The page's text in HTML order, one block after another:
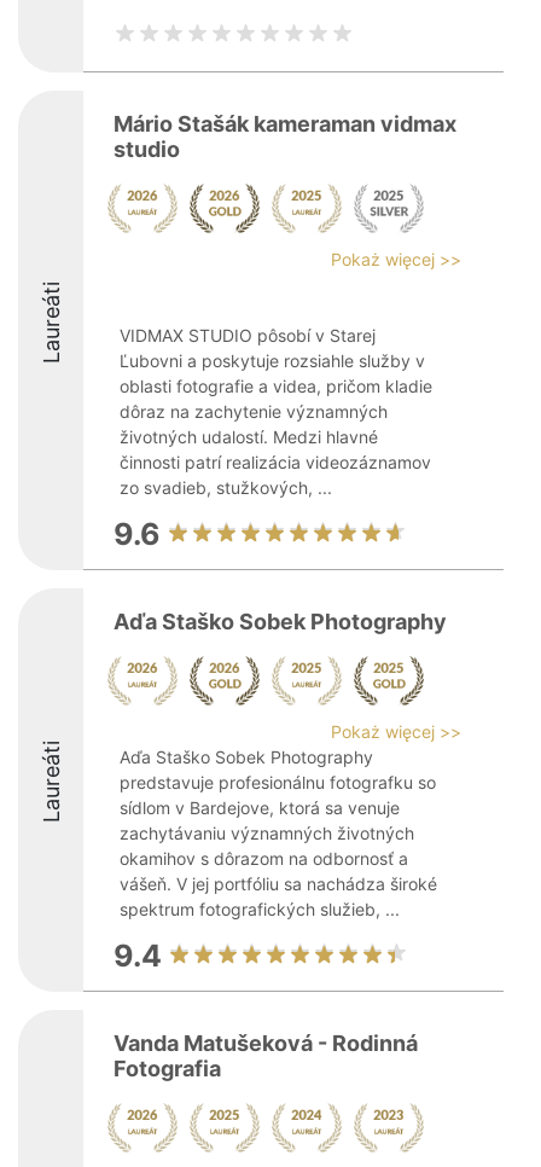
Laureáti
Mário Stašák kameraman vidmax
studio
Pokaż więcej >>
VIDMAX STUDIO pôsobí v Starej
Ľubovni a poskytuje rozsiahle služby v
oblasti fotografie a videa, pričom kladie
dôraz na zachytenie významných
životných udalostí. Medzi hlavné
činnosti patrí realizácia videozáznamov
zo svadieb, stužkových, ...
9.6
Laureáti
Aďa Staško Sobek Photography
Pokaż więcej >>
Aďa Staško Sobek Photography
predstavuje profesionálnu fotografku so
sídlom v Bardejove, ktorá sa venuje
zachytávaniu významných životných
okamihov s dôrazom na odbornosť a
vášeň. V jej portfóliu sa nachádza široké
spektrum fotografických služieb, ...
9.4
Vanda Matušeková - Rodinná
Fotografia